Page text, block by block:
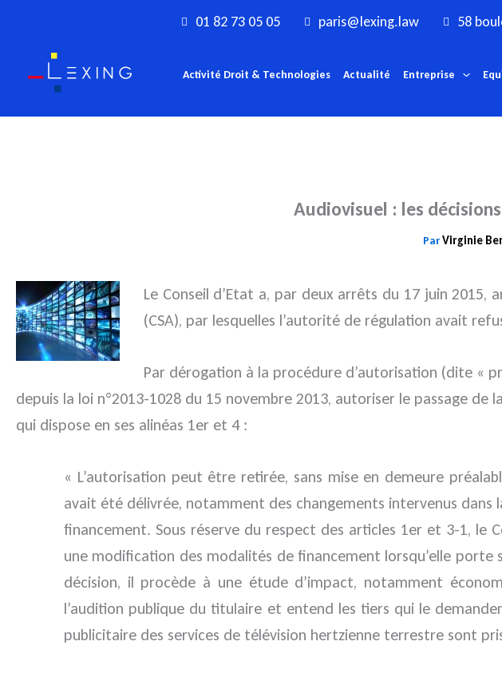
contenu
01 82 73 05 05 paris@lexing.law 58
Activité Droit & Technologies Actualité Entreprise
Audiovisuel : les
ParVirginie
Le Conseil d’Etat a, par deux arrêts du 17 juin 2015,
(CSA), par lesquelles l’autorité de régulation avait
Par dérogation à la procédure d’autorisation (dite «
depuis la loi n°2013-1028 du 15 novembre 2013, autoriser le passage
qui dispose en ses alinéas 1er et 4 :
« L’autorisation peut être retirée, sans mise en demeure
avait été délivrée, notamment des changements intervenus
financement. Sous réserve du respect des articles 1er et 3-1, le
une modification des modalités de financement lorsqu’elle
décision, il procède à une étude d’impact, notamment
l’audition publique du titulaire et entend les tiers qui le
publicitaire des services de télévision hertzienne terrestre sont